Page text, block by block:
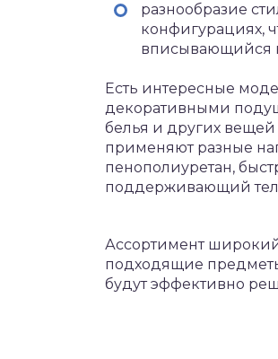
разнообразие
конфигурациях,
вписывающийся
Есть интересные
декоративными
белья и других
применяют разные
пенополиуретан,
поддерживающий
Ассортимент
подходящие
будут эффективно